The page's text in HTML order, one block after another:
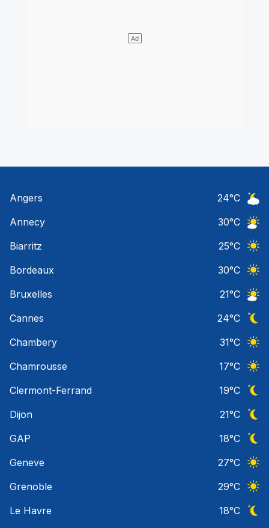
Angers 24°C
Annecy
30°C
Biarritz
25°C
Bordeaux
30°C
Bruxelles
21°C
Cannes
24°C
Chambery
31°C
Chamrousse
17°C
Clermont-Ferrand
19°C
Dijon
21°C
GAP
18°C
Geneve
27°C
Grenoble
29°C
Le Havre
18°C